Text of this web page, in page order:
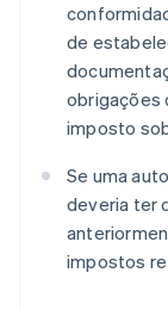
de
obrigações
imposto
Se uma
deveria ter
impostos